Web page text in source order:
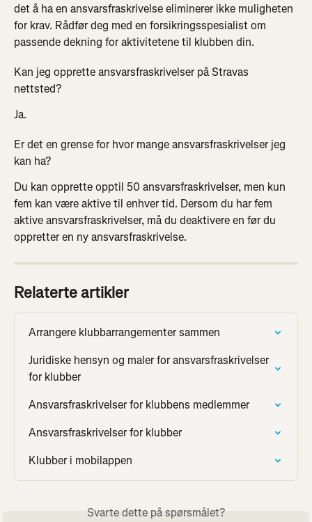
det å ha en ansvarsfraskrivelse eliminerer ikke muligheten
for krav. Rådfør deg med en forsikringsspesialist om
passende dekning for aktivitetene til klubben din.
Kan jeg opprette ansvarsfraskrivelser på Stravas
nettsted?
Ja.
Er det en grense for hvor mange ansvarsfraskrivelser jeg
kan ha?
Du kan opprette opptil 50 ansvarsfraskrivelser, men kun
fem kan være aktive til enhver tid. Dersom du har fem
aktive ansvarsfraskrivelser, må du deaktivere en før du
oppretter en ny ansvarsfraskrivelse.
Relaterte artikler
Arrangere klubbarrangementer sammen
Juridiske hensyn og maler for ansvarsfraskrivelser
for klubber
Ansvarsfraskrivelser for klubbens medlemmer
Ansvarsfraskrivelser for klubber
Klubber i mobilappen
Svarte dette på spørsmålet?